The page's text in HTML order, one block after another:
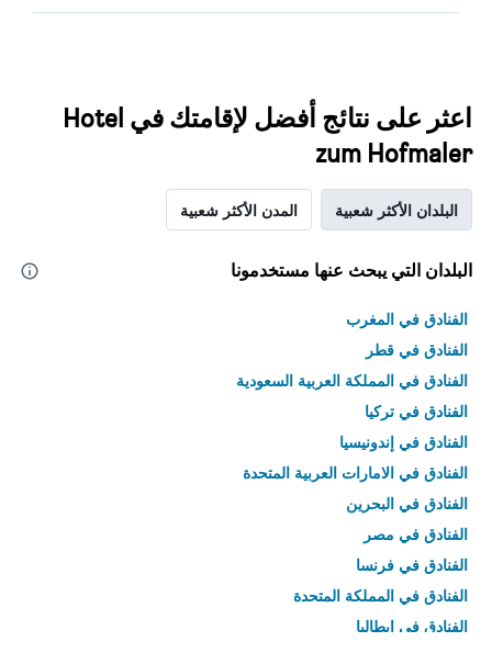
اعثر على نتائج أفضل لإقامتك في Hotel
zum Hofmaler
البلدان الأكثر شعبية المدن الأكثر شعبية
البلدان التي يبحث عنها مستخدمونا
الفنادق في المغرب
الفنادق في قطر
الفنادق في المملكة العربية السعودية
الفنادق في تركيا
الفنادق في إندونيسيا
الفنادق في الامارات العربية المتحدة
الفنادق في البحرين
الفنادق في مصر
الفنادق في فرنسا
الفنادق في المملكة المتحدة
الفنادق في إيطاليا